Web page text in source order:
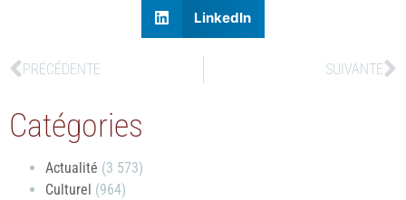
LinkedIn
PRÉCÉDENTE SUIVANTE
Catégories
Actualité (3 573)
Culturel (964)